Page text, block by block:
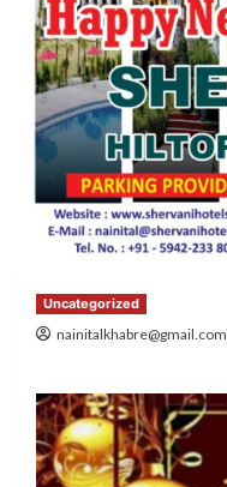
Uncategorized
nainitalkhabre@gmail.com